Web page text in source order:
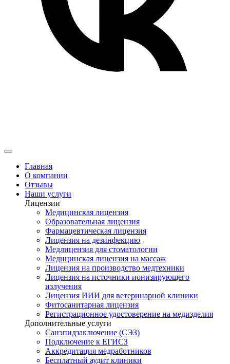
Главная
О компании
Отзывы
Наши услуги
Лицензии
Медицинская лицензия
Образовательная лицензия
Фармацевтическая лицензия
Лицензия на дезинфекцию
Медлицензия для стоматологии
Медицинская лицензия на массаж
Лицензия на производство медтехники
Лицензия на источники ионизирующего
излучения
Лицензия ИИИ для ветеринарной клиники
Фитосанитарная лицензия
Регистрационное удостоверение на медизделия
Дополнительные услуги
Санэпидзаключение (СЭЗ)
Подключение к ЕГИСЗ
Аккредитация медработников
Бесплатный аудит клиники